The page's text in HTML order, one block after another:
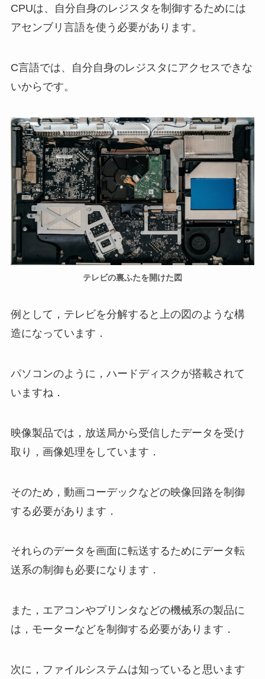
CPUは、自分自身のレジスタを制御するためには
アセンブリ言語を使う必要があります。
C言語では、自分自身のレジスタにアクセスできな
いからです。
テレビの裏ふたを開けた図
例として，テレビを分解すると上の図のような構
造になっています．
パソコンのように，ハードディスクが搭載されて
いますね．
映像製品では，放送局から受信したデータを受け
取り，画像処理をしています．
そのため，動画コーデックなどの映像回路を制御
する必要があります．
それらのデータを画面に転送するためにデータ転
送系の制御も必要になります．
また，エアコンやプリンタなどの機械系の製品に
は，モーターなどを制御する必要があります．
次に，ファイルシステムは知っていると思います